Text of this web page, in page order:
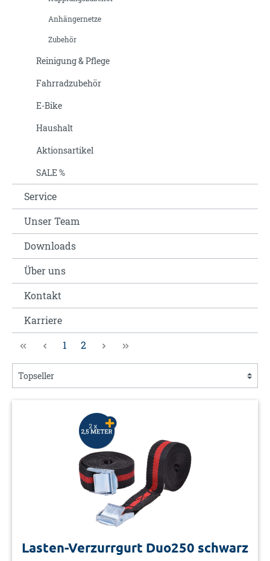
Anhängernetze
Zubehör
Reinigung & Pflege
Fahrradzubehör
E-Bike
Haushalt
Aktionsartikel
SALE %
Service
Unser Team
Downloads
Über uns
Kontakt
Karriere
1
2
Lasten-Verzurrgurt Duo250 schwarz